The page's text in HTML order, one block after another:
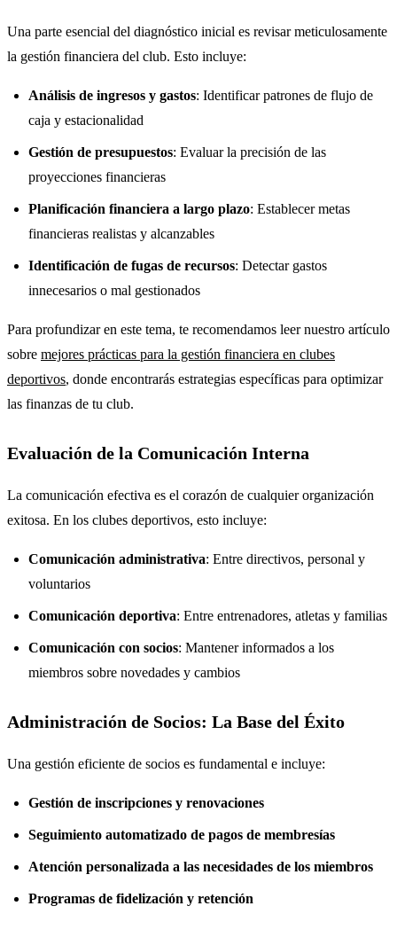
Una parte esencial del diagnóstico inicial es revisar meticulosamente
la gestión financiera del club. Esto incluye:
Análisis de ingresos y gastos: Identificar patrones de flujo de
caja y estacionalidad
Gestión de presupuestos: Evaluar la precisión de las
proyecciones financieras
Planificación financiera a largo plazo: Establecer metas
financieras realistas y alcanzables
Identificación de fugas de recursos: Detectar gastos
innecesarios o mal gestionados
Para profundizar en este tema, te recomendamos leer nuestro artículo
sobre mejores prácticas para la gestión financiera en clubes
deportivos, donde encontrarás estrategias específicas para optimizar
las finanzas de tu club.
Evaluación de la Comunicación Interna
La comunicación efectiva es el corazón de cualquier organización
exitosa. En los clubes deportivos, esto incluye:
Comunicación administrativa: Entre directivos, personal y
voluntarios
Comunicación deportiva: Entre entrenadores, atletas y familias
Comunicación con socios: Mantener informados a los
miembros sobre novedades y cambios
Administración de Socios: La Base del Éxito
Una gestión eficiente de socios es fundamental e incluye:
Gestión de inscripciones y renovaciones
Seguimiento automatizado de pagos de membresías
Atención personalizada a las necesidades de los miembros
Programas de fidelización y retención